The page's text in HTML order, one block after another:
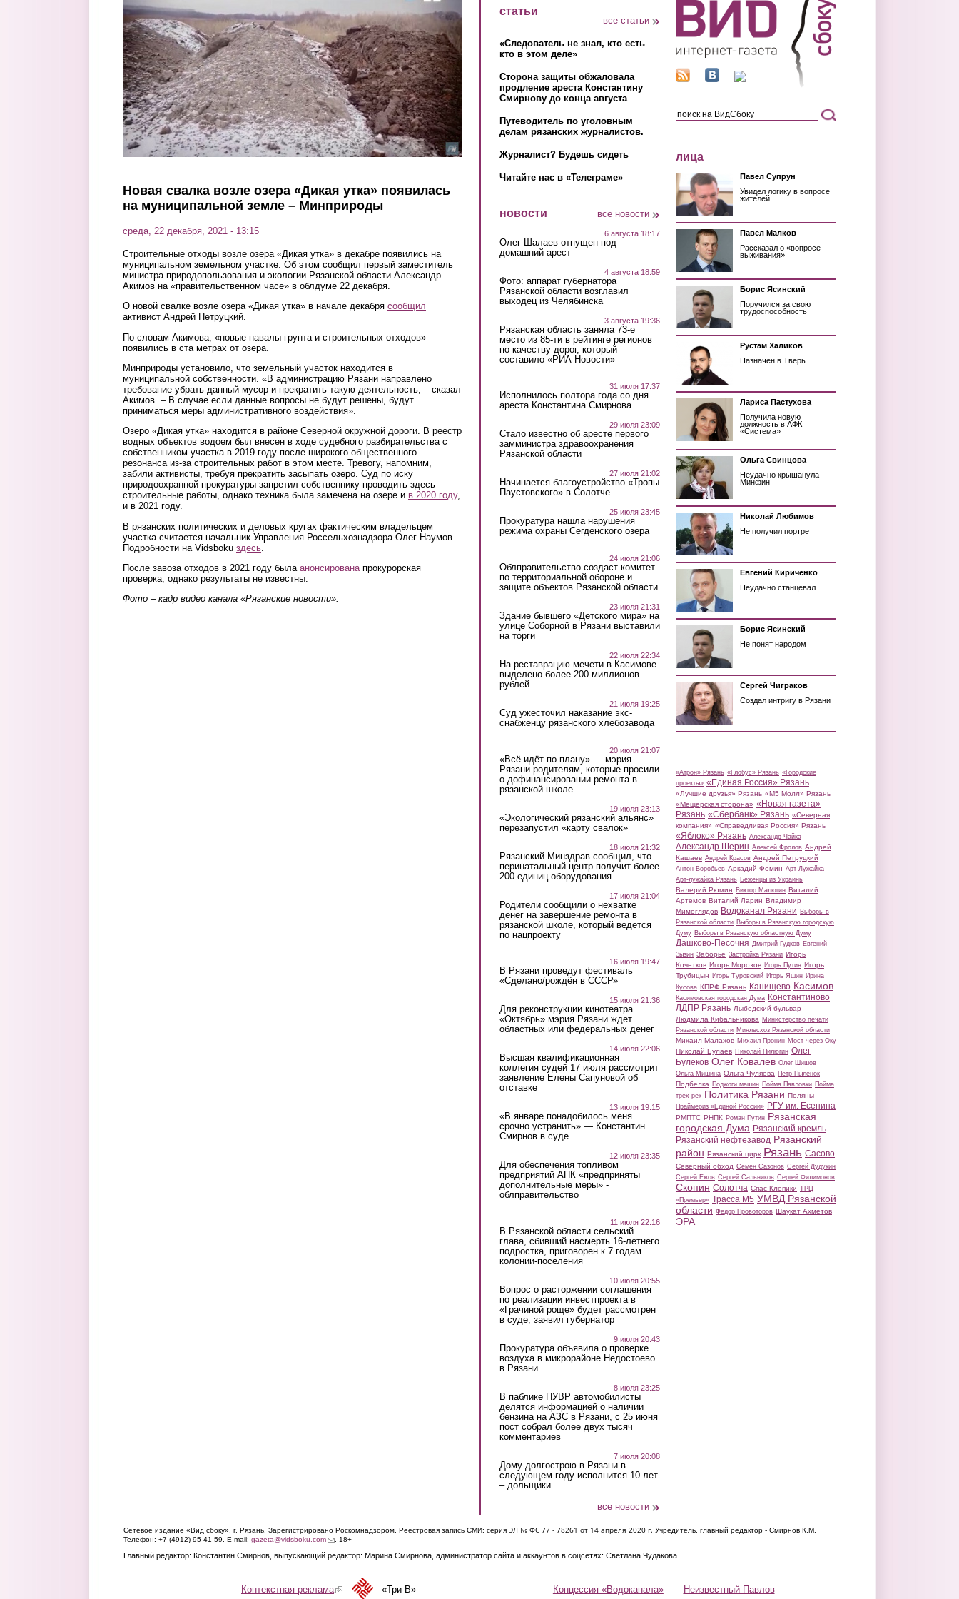
Перейти к основному содержанию
Новая свалка возле озера «Дикая утка» появилась
на муниципальной земле – Минприроды
среда, 22 декабря, 2021 - 13:15
Строительные отходы возле озера «Дикая утка» в декабре появились на
муниципальном земельном участке. Об этом сообщил первый заместитель
министра природопользования и экологии Рязанской области Александр
Акимов на «правительственном часе» в облдуме 22 декабря.
О новой свалке возле озера «Дикая утка» в начале декабря сообщил
активист Андрей Петруцкий.
По словам Акимова, «новые навалы грунта и строительных отходов»
появились в ста метрах от озера.
Минприроды установило, что земельный участок находится в
муниципальной собственности. «В администрацию Рязани направлено
требование убрать данный мусор и прекратить такую деятельность, – сказал
Акимов. – В случае если данные вопросы не будут решены, будут
приниматься меры административного воздействия».
Озеро «Дикая утка» находится в районе Северной окружной дороги. В реестр
водных объектов водоем был внесен в ходе судебного разбирательства с
собственником участка в 2019 году после широкого общественного
резонанса из-за строительных работ в этом месте. Тревогу, напомним,
забили активисты, требуя прекратить засыпать озеро. Суд по иску
природоохранной прокуратуры запретил собственнику проводить здесь
строительные работы, однако техника была замечена на озере и в 2020 году,
и в 2021 году.
В рязанских политических и деловых кругах фактическим владельцем
участка считается начальник Управления Россельхознадзора Олег Наумов.
Подробности на Vidsboku здесь
После завоза отходов в 2021 году была анонсирована прокурорская
проверка, однако результаты не известны.
Фото – кадр видео канала «Рязанские новости».
статьи
все статьи
«Следователь не знал, кто есть
кто в этом деле»
Сторона защиты обжаловала
продление ареста Константину
Смирнову до конца августа
Путеводитель по уголовным
делам рязанских журналистов.
Журналист? Будешь сидеть
Читайте нас в «Телеграме»
новости все новости
6 августа 18:17
Олег Шалаев отпущен под
домашний арест
4 августа 18:59
Фото: аппарат губернатора
Рязанской области возглавил
выходец из Челябинска
3 августа 19:36
Рязанская область заняла 73-е
место из 85-ти в рейтинге регионов
по качеству дорог, который
составило «РИА Новости»
31 июля 17:37
Исполнилось полтора года со дня
ареста Константина Смирнова
29 июля 23:09
Стало известно об аресте первого
замминистра здравоохранения
Рязанской области
27 июля 21:02
Начинается благоустройство «Тропы
Паустовского» в Солотче
25 июля 23:45
Прокуратура нашла нарушения
режима охраны Сегденского озера
24 июля 21:06
Облправительство создаст комитет
по территориальной обороне и
защите объектов Рязанской области
23 июля 21:31
Здание бывшего «Детского мира» на
улице Соборной в Рязани выставили
на торги
22 июля 22:34
На реставрацию мечети в Касимове
выделено более 200 миллионов
рублей
21 июля 19:25
Суд ужесточил наказание экс-
снабженцу рязанского хлебозавода
20 июля 21:07
«Всё идёт по плану» — мэрия
Рязани родителям, которые просили
о дофинансировании ремонта в
рязанской школе
19 июля 23:13
«Экологический рязанский альянс»
перезапустил «карту свалок»
18 июля 21:32
Рязанский Минздрав сообщил, что
перинатальный центр получит более
200 единиц оборудования
17 июля 21:04
Родители сообщили о нехватке
денег на завершение ремонта в
рязанской школе, который ведется
по нацпроекту
16 июля 19:47
В Рязани проведут фестиваль
«Сделано/рождён в СССР»
15 июля 21:36
Для реконструкции кинотеатра
«Октябрь» мэрия Рязани ждет
областных или федеральных денег
14 июля 22:06
Высшая квалификационная
коллегия судей 17 июля рассмотрит
заявление Елены Сапуновой об
отставке
13 июля 19:15
«В январе понадобилось меня
срочно устранить» — Константин
Смирнов в суде
12 июля 23:35
Для обеспечения топливом
предприятий АПК «предприняты
дополнительные меры» -
облправительство
11 июля 22:16
В Рязанской области сельский
глава, сбивший насмерть 16-летнего
подростка, приговорен к 7 годам
колонии-поселения
10 июля 20:55
Вопрос о расторжении соглашения
по реализации инвестпроекта в
«Грачиной роще» будет рассмотрен
в суде, заявил губернатор
9 июля 20:43
Прокуратура объявила о проверке
воздуха в микрорайоне Недостоево
в Рязани
8 июля 23:25
В паблике ПУВР автомобилисты
делятся информацией о наличии
бензина на АЗС в Рязани, с 25 июня
пост собрал более двух тысяч
комментариев
7 июля 20:08
Дому-долгострою в Рязани в
следующем году исполнится 10 лет
– дольщики
все новости
лица
Павел Супрун
Увидел логику в вопросе
жителей
Павел Малков
Рассказал о «вопросе
выживания»
Борис Ясинский
Поручился за свою
трудоспособность
Рустам Халиков
Назначен в Тверь
Лариса Пастухова
Получила новую
должность в АФК
«Система»
Ольга Свинцова
Неудачно крышанула
Минфин
Николай Любимов
Не получил портрет
Евгений Кириченко
Неудачно станцевал
Борис Ясинский
Не понят народом
Сергей Чиграков
Создал интригу в Рязани
«Атрон» Рязань «Глобус» Рязань «Городские
проекты» «Единая Россия» Рязань
«Лучшие друзья» Рязань «М5 Молл» Рязань
«Мещерская сторона» «Новая газета»
Рязань «Сбербанк» Рязань «Северная
компания» «Справедливая Россия» Рязань
«Яблоко» Рязань Александр Чайка
Александр Шерин Алексей Фролов Андрей
Кашаев Андрей Красов Андрей Петруцкий
Антон Воробьев Аркадий Фомин Арт-Лужайка
Арт-лужайка Рязань Беженцы из Украины
Валерий Рюмин Виктор Малюгин Виталий
Артемов Виталий Ларин Владимир
Мимоглядов Водоканал Рязани Выборы в
Рязанской области Выборы в Рязанскую городскую
Думу Выборы в Рязанскую областную Думу
Дашково-Песочня Дмитрий Гудков Евгений
Зызин Заборье Застройка Рязани Игорь
Кочетков Игорь Морозов Игорь Путин Игорь
Трубицын Игорь Туровский Игорь Яшин Ирина
Кусова КПРФ Рязань Канищево Касимов
Касимовская городская Дума Константиново
ЛДПР Рязань Лыбедский бульвар
Людмила Кибальникова Министерство печати
Рязанской области Минлесхоз Рязанской области
Михаил Малахов Михаил Пронин Мост через Оку
Николай Булаев Николай Пилюгин Олег
Булеков Олег Ковалев Олег Шишов
Ольга Мишина Ольга Чуляева Петр Пыленок
Подбелка Поджоги машин Пойма Павловки Пойма
трех рек Политика Рязани Поляны
Праймериз «Единой России» РГУ им. Есенина
РМПТС РНПК Роман Путин Рязанская
городская Дума Рязанский кремль
Рязанский нефтезавод Рязанский
район Рязанский цирк Рязань Сасово
Северный обход Семен Сазонов Сергей Дудукин
Сергей Ежов Сергей Сальников Сергей Филимонов
Скопин Солотча Спас-Клепики ТРЦ
«Премьер» Трасса М5 УМВД Рязанской
области Федор Провоторов Шаукат Ахметов
ЭРА
Сетевое издание «Вид сбоку», г. Рязань. Зарегистрировано Роскомнадзором. Реестровая запись СМИ: серия ЭЛ № ФС 77 - 78261 от 14 апреля 2020 г. Учредитель, главный редактор - Смирнов К.М.
Телефон: +7 (4912) 95-41-59. E-mail: gazeta@vidsboku.com(link sends e-mail)
. 18+
Главный редактор: Константин Смирнов, выпускающий редактор: Марина Смирнова, администратор сайта и аккаунтов в соцсетях: Светлана Чудакова.
Концессия «Водоканала» Неизвестный Павлов
Контекстная реклама(link is external)«Три-В»